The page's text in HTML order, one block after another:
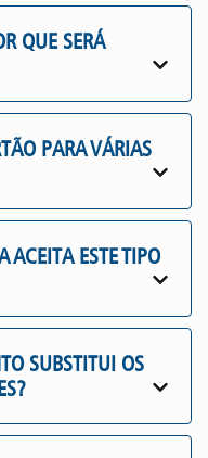
QUE SERÁ
PARA VÁRIAS
ESTE TIPO
SUBSTITUI OS